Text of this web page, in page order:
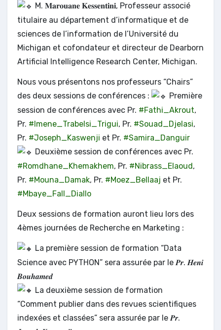
M. 𝐌𝐚𝐫𝐨𝐮𝐚𝐧𝐞 𝐊𝐞𝐬𝐬𝐞𝐧𝐭𝐢𝐧𝐢, Professeur associé
titulaire au département d’informatique et de
sciences de l’information de l’Université du
Michigan et cofondateur et directeur de Dearborn
Artificial Intelligence Research Center, Michigan.
Nous vous présentons nos professeurs “Chairs”
des deux sessions de conférences :
Première
session de conférences avec Pr. #Fathi_Akrout,
Pr. #Imene_Trabelsi_Trigui, Pr. #Souad_Djelasi,
Pr. #Joseph_Kaswenji et Pr. #Samira_Danguir
Deuxième session de conférences avec Pr.
#Romdhane_Khemakhem, Pr. #Nibrass_Elaoud,
Pr. #Mouna_Damak, Pr. #Moez_Bellaaj et Pr.
#Mbaye_Fall_Diallo
Deux sessions de formation auront lieu lors des
4èmes journées de Recherche en Marketing :
La première session de formation “Data
Science avec PYTHON” sera assurée par le 𝑷𝒓. 𝑯𝒆𝒏𝒊
𝑩𝒐𝒖𝒉𝒂𝒎𝒆𝒅
La deuxième session de formation
“Comment publier dans des revues scientifiques
indexées et classées” sera assurée par le 𝑷𝒓.